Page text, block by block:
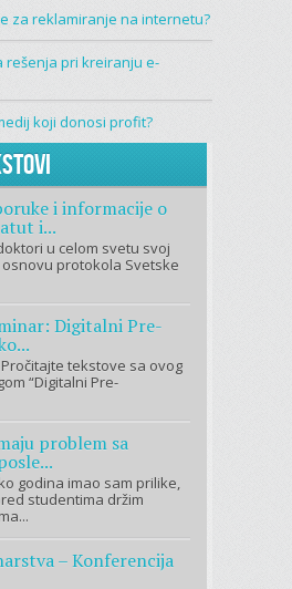
za reklamiranje na internetu?
rešenja pri kreiranju e-
koji donosi profit?
i informacije o
i...
u celom svetu svoj
protokola Svetske
Digitalni Pre-
Pročitajte tekstove sa ovog
“Digitalni Pre-
problem sa
godina imao sam prilike,
studentima držim
– Konferencija